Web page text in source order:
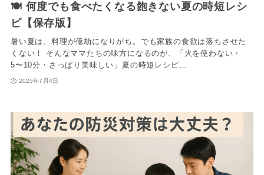
🍽️ 何度でも食べたくなる飽きない夏の時短レシ
ピ【保存版】
暑い夏は、料理が億劫になりがち。でも家族の食欲は落ちさせた
くない！ そんなママたちの味方になるのが、「火を使わない・
5〜10分・さっぱり美味しい」夏の時短レシピ…
2025年7月4日